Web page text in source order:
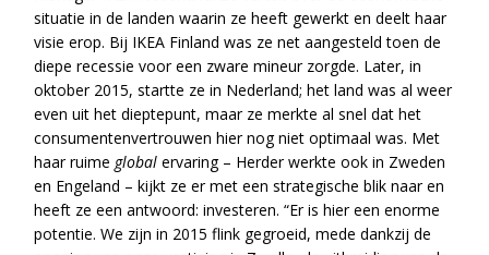
situatie in de landen waarin ze heeft gewerkt en deelt haar
visie erop. Bij IKEA Finland was ze net aangesteld toen de
diepe recessie voor een zware mineur zorgde. Later, in
oktober 2015, startte ze in Nederland; het land was al weer
even uit het dieptepunt, maar ze merkte al snel dat het
consumentenvertrouwen hier nog niet optimaal was. Met
haar ruime global ervaring – Herder werkte ook in Zweden
en Engeland – kijkt ze er met een strategische blik naar en
heeft ze een antwoord: investeren. “Er is hier een enorme
potentie. We zijn in 2015 flink gegroeid, mede dankzij de